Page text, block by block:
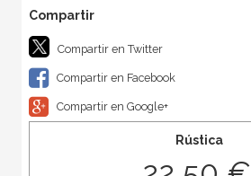
Compartir en Twitter
Compartir en Facebook
Compartir en Google+
Rústica